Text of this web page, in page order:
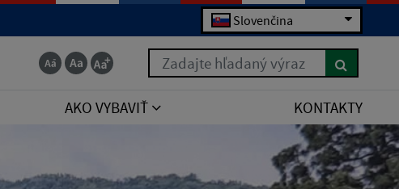
Slovenčina
Zadajte hľadaný výraz
AKO VYBAVIŤ KONTAKTY